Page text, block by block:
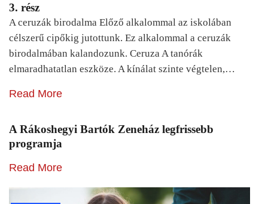
3. rész
A ceruzák birodalma Előző alkalommal az iskolában
célszerű cipőkig jutottunk. Ez alkalommal a ceruzák
birodalmában kalandozunk. Ceruza A tanórák
elmaradhatatlan eszköze. A kínálat szinte végtelen,…
Read More
A Rákoshegyi Bartók Zeneház legfrissebb
programja
Read More